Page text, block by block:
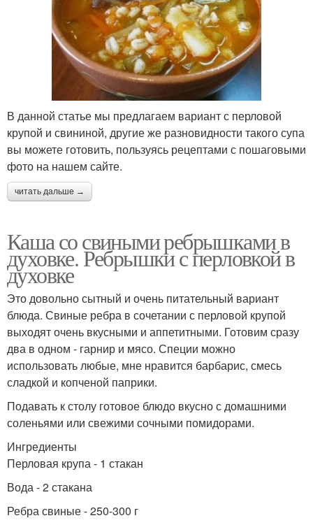
В данной статье мы предлагаем вариант с перловой
крупой и свининой, другие же разновидности такого супа
вы можете готовить, пользуясь рецептами с пошаговыми
фото на нашем сайте.
читать дальше →
Каша со свиными ребрышками в
духовке. Ребрышки с перловкой в
духовке
Это довольно сытный и очень питательный вариант
блюда. Свиные ребра в сочетании с перловой крупой
выходят очень вкусными и аппетитными. Готовим сразу
два в одном - гарнир и мясо. Специи можно
использовать любые, мне нравится барбарис, смесь
сладкой и копченой паприки.
Подавать к столу готовое блюдо вкусно с домашними
соленьями или свежими сочными помидорами.
Ингредиенты
Перловая крупа - 1 стакан
Вода - 2 стакана
Ребра свиные - 250-300 г